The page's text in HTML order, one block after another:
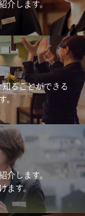
介します。
ることができる
。
介します。
ます。